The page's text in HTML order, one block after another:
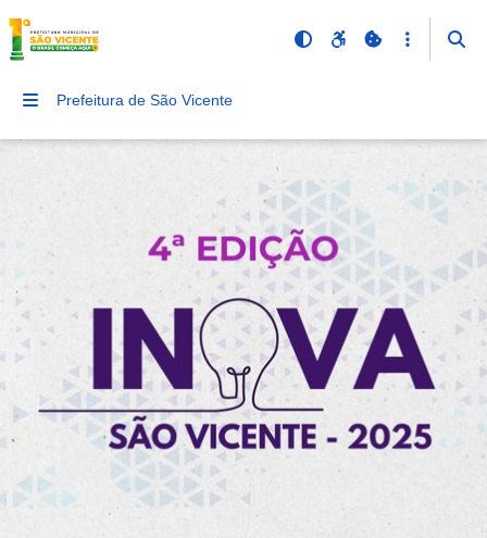
Prefeitura de São Vicente